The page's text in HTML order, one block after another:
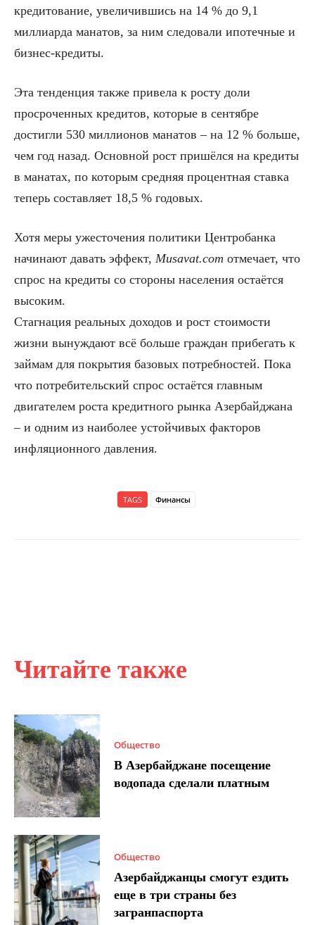
Читайте также
Общество
В Азербайджане посещение
водопада сделали платным
Общество
Азербайджанцы смогут ездить
еще в три страны без
загранпаспорта
кредитование, увеличившись на 14 % до 9,1
миллиарда манатов, за ним следовали ипотечные и
бизнес-кредиты.
Эта тенденция также привела к росту доли
просроченных кредитов, которые в сентябре
достигли 530 миллионов манатов – на 12 % больше,
чем год назад. Основной рост пришёлся на кредиты
в манатах, по которым средняя процентная ставка
теперь составляет 18,5 % годовых.
Хотя меры ужесточения политики Центробанка
начинают давать эффект, Musavat.com отмечает, что
спрос на кредиты со стороны населения остаётся
высоким.
Стагнация реальных доходов и рост стоимости
жизни вынуждают всё больше граждан прибегать к
займам для покрытия базовых потребностей. Пока
что потребительский спрос остаётся главным
двигателем роста кредитного рынка Азербайджана
– и одним из наиболее устойчивых факторов
инфляционного давления.
TAGS Финансы